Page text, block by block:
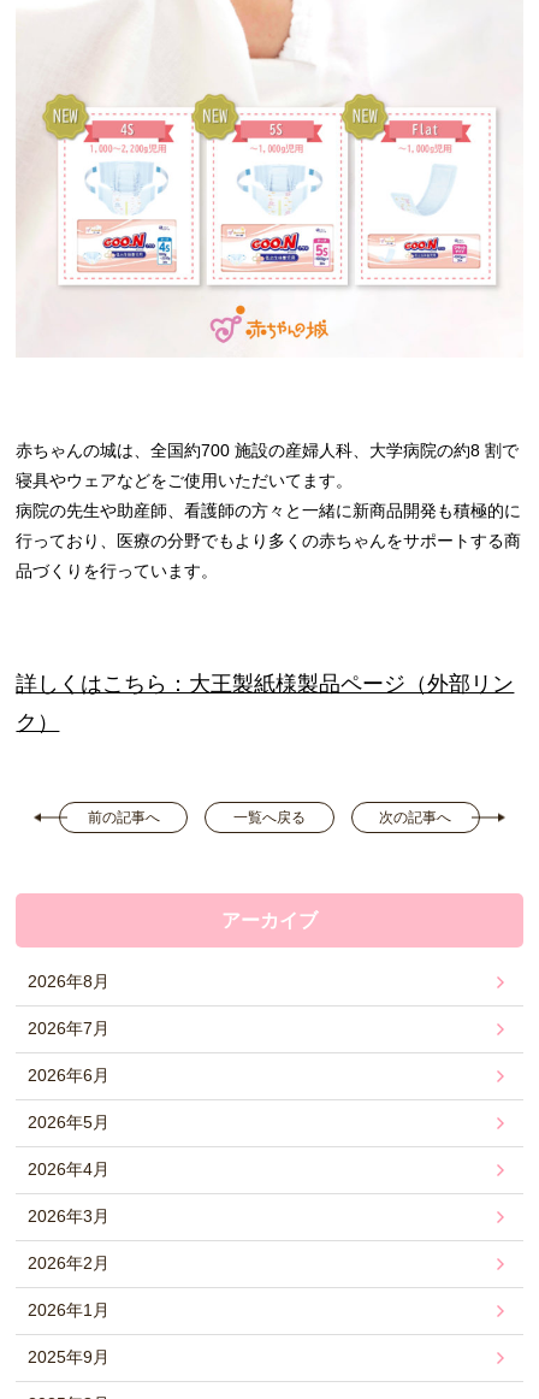
赤ちゃんの城は、全国約700 施設の産婦人科、大学病院の約8 割で
寝具やウェアなどをご使用いただいてます。
病院の先生や助産師、看護師の方々と一緒に新商品開発も積極的に
行っており、医療の分野でもより多くの赤ちゃんをサポートする商
品づくりを行っています。
詳しくはこちら：大王製紙様製品ページ（外部リン
ク）
前の記事へ 一覧へ戻る 次の記事へ
アーカイブ
2026年8月
2026年7月
2026年6月
2026年5月
2026年4月
2026年3月
2026年2月
2026年1月
2025年9月